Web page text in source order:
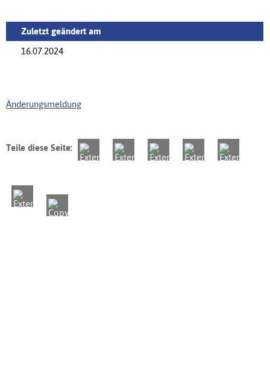
Zuletzt geändert am
16.07.2024
Änderungsmeldung
Teile diese Seite: